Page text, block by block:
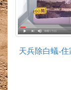
天兵除白蟻-